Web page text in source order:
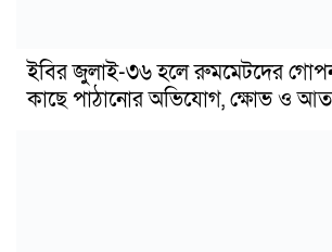
ইবির জুলাই-৩৬ হলে রুমমেটদের গোপন
কাছে পাঠানোর অভিযোগ, ক্ষোভ ও আতঙ্ক